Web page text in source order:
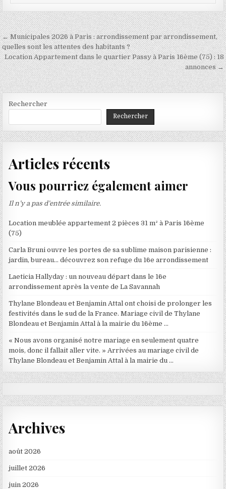
Navigation
de
l’article
← Municipales 2026 à Paris : arrondissement par arrondissement,
quelles sont les attentes des habitants ?
Location Appartement dans le quartier Passy à Paris 16ème (75) : 18
annonces →
Rechercher
Rechercher
Articles récents
Vous pourriez également aimer
Il n’y a pas d’entrée similaire.
Location meublée appartement 2 pièces 31 m² à Paris 16ème
(75)
Carla Bruni ouvre les portes de sa sublime maison parisienne :
jardin, bureau… découvrez son refuge du 16e arrondissement
Laeticia Hallyday : un nouveau départ dans le 16e
arrondissement après la vente de La Savannah
Thylane Blondeau et Benjamin Attal ont choisi de prolonger les
festivités dans le sud de la France. Mariage civil de Thylane
Blondeau et Benjamin Attal à la mairie du 16ème …
« Nous avons organisé notre mariage en seulement quatre
mois, donc il fallait aller vite. » Arrivées au mariage civil de
Thylane Blondeau et Benjamin Attal à la mairie du …
Archives
août 2026
juillet 2026
juin 2026